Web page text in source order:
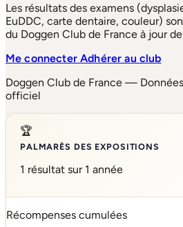
Les résultats des examens
EuDDC, carte dentaire, couleur)
du Doggen Club de France à jour
Me connecterAdhérer au club
Doggen Club de France —
officiel
🏆
PALMARÈS DES EXPOSITIONS
1 résultat sur 1 année
Récompenses cumulées